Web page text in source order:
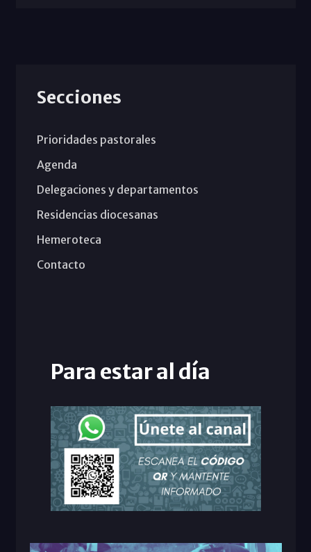
Secciones
Prioridades pastorales
Agenda
Delegaciones y departamentos
Residencias diocesanas
Hemeroteca
Contacto
Para estar al día